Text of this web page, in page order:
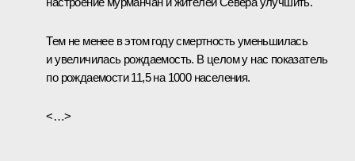
Тем не менее в этом году смертность уменьшилась
и увеличилась рождаемость. В целом у нас показатель
по рождаемости 11,5 на 1000 населения.
<…>